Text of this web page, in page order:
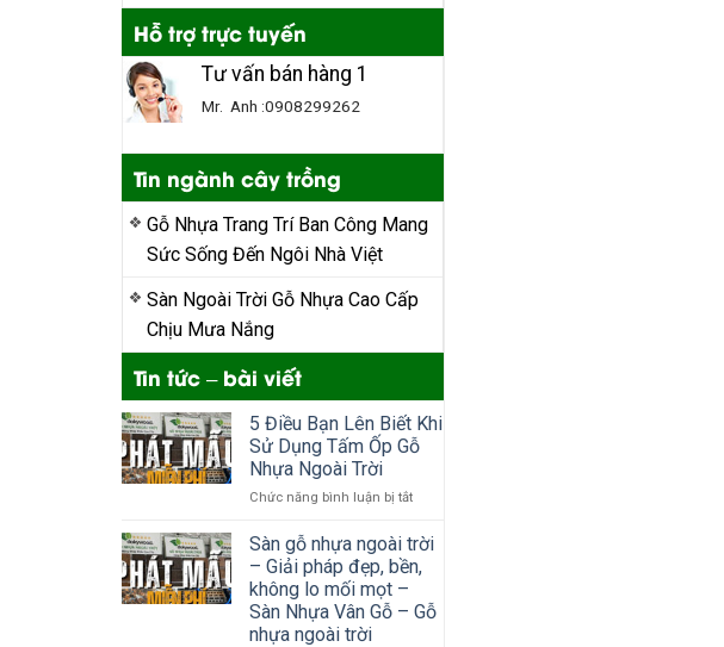
Hỗ trợ trực tuyến
Tư vấn bán hàng 1
Mr. Anh :0908299262
Tin ngành cây trồng
Gỗ Nhựa Trang Trí Ban Công Mang
Sức Sống Đến Ngôi Nhà Việt
Sàn Ngoài Trời Gỗ Nhựa Cao Cấp
Chịu Mưa Nắng
Tin tức – bài viết
5 Điều Bạn Lên Biết Khi
Sử Dụng Tấm Ốp Gỗ
Nhựa Ngoài Trời
Chức năng bình luận bị tắtở
Điều
Bạn
Lên
Khi
Sàn gỗ nhựa ngoài trời
– Giải pháp đẹp, bền,
không lo mối mọt –
Sàn Nhựa Vân Gỗ – Gỗ
nhựa ngoài trời